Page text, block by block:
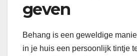
geven
Behang is een geweldige
in je huis een persoonlijk tintje